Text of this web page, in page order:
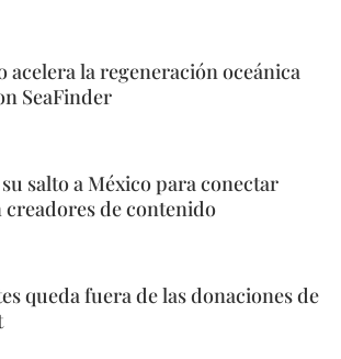
acelera la regeneración oceánica
SeaFinder
salto a México para conectar
creadores de contenido
queda fuera de las donaciones de